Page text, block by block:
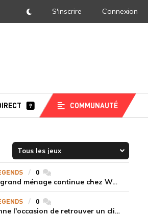
DarkMode
S'inscrire Connexion
9 COMMUNAUTÉ
0commentaires
Mercato LoL LPL : le grand ménage continue chez Weibo Gaming, Jiejie quitte le navire au profit de Xiaohao
0commentaires
« Ce succès nous donne l'occasion de retrouver un climat beaucoup plus positif » Ryu et Canyon soulagés après la victoire de Gen.G sur HLE